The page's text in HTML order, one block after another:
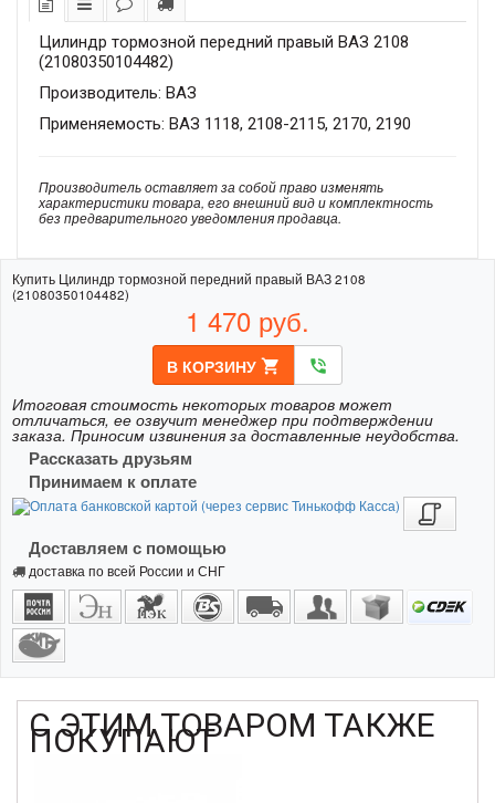
Цилиндр тормозной передний правый ВАЗ 2108
(21080350104482)
Производитель: ВАЗ
Применяемость: ВАЗ 1118, 2108-2115, 2170, 2190
Производитель оставляет за собой право изменять
характеристики товара, его внешний вид и комплектность
без предварительного уведомления продавца.
Купить Цилиндр тормозной передний правый ВАЗ 2108
(21080350104482)
1 470 руб.
В КОРЗИНУ shopping_cart phone_in_talk
Итоговая стоимость некоторых товаров может
отличаться, ее озвучит менеджер при подтверждении
заказа. Приносим извинения за доставленные неудобства.
Рассказать друзьям
Принимаем к оплате
Доставляем с помощью
доставка по всей России и СНГ
С ЭТИМ ТОВАРОМ ТАКЖЕ
ПОКУПАЮТ